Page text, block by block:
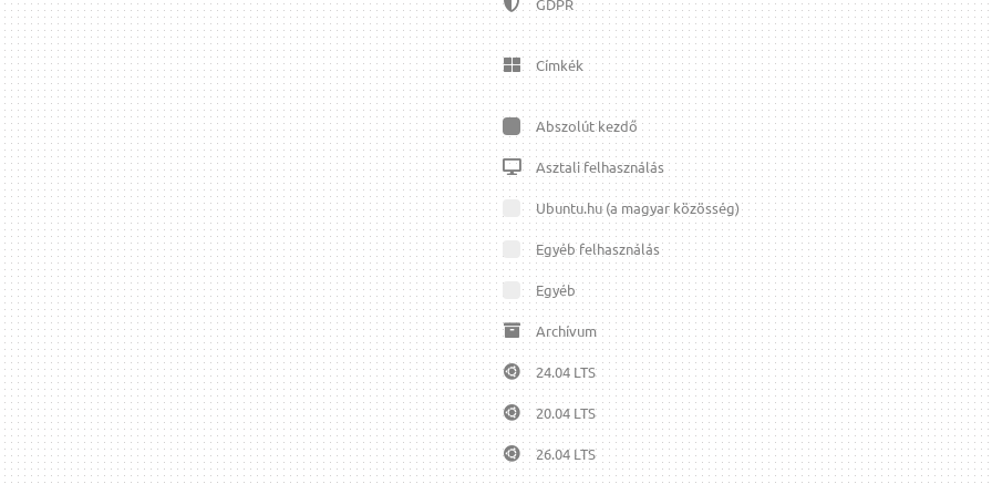
GDPR
Címkék
Abszolút kezdő
Asztali felhasználás
Ubuntu.hu (a magyar közösség)
Egyéb felhasználás
Egyéb
Archívum
24.04 LTS
20.04 LTS
26.04 LTS